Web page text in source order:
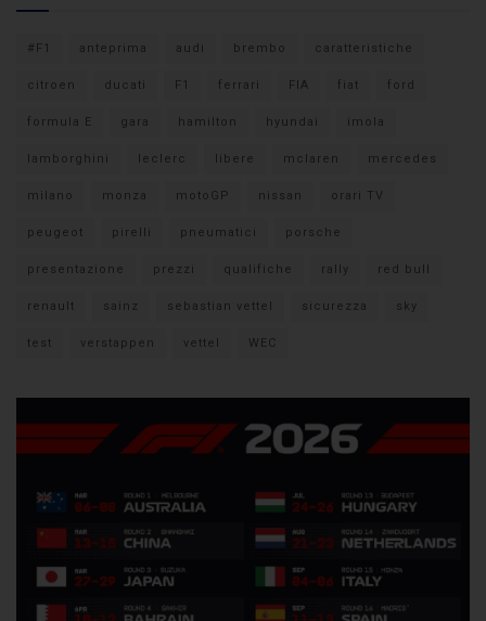
#F1 anteprima audi brembo caratteristiche
citroen ducati F1 ferrari FIA fiat ford
formula E gara hamilton hyundai imola
lamborghini leclerc libere mclaren mercedes
milano monza motoGP nissan orari TV
peugeot pirelli pneumatici porsche
presentazione prezzi qualifiche rally red bull
renault sainz sebastian vettel sicurezza sky
test verstappen vettel WEC